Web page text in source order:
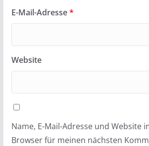
E-Mail-Adresse*
Website
Name, E-Mail-Adresse und Website
Browser für meinen nächsten